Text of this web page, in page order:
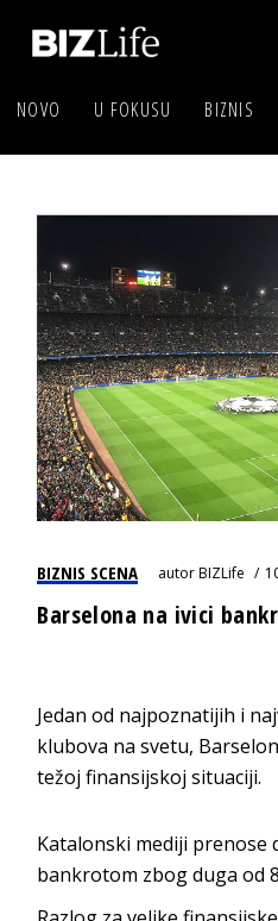
NOVO U FOKUSU BIZNIS
BIZNIS SCENA autorBIZLife
Barselona na ivici
Jedan od najpoznatijih i
klubova na svetu,
težoj finansijskoj situaciji.
Katalonski mediji prenose
bankrotom zbog duga od